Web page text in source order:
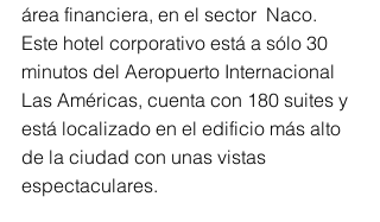
área financiera, en el sector  Naco.
Este hotel corporativo está a sólo 30
minutos del Aeropuerto Internacional
Las Américas, cuenta con 180 suites y
está localizado en el edificio más alto
de la ciudad con unas vistas
espectaculares.